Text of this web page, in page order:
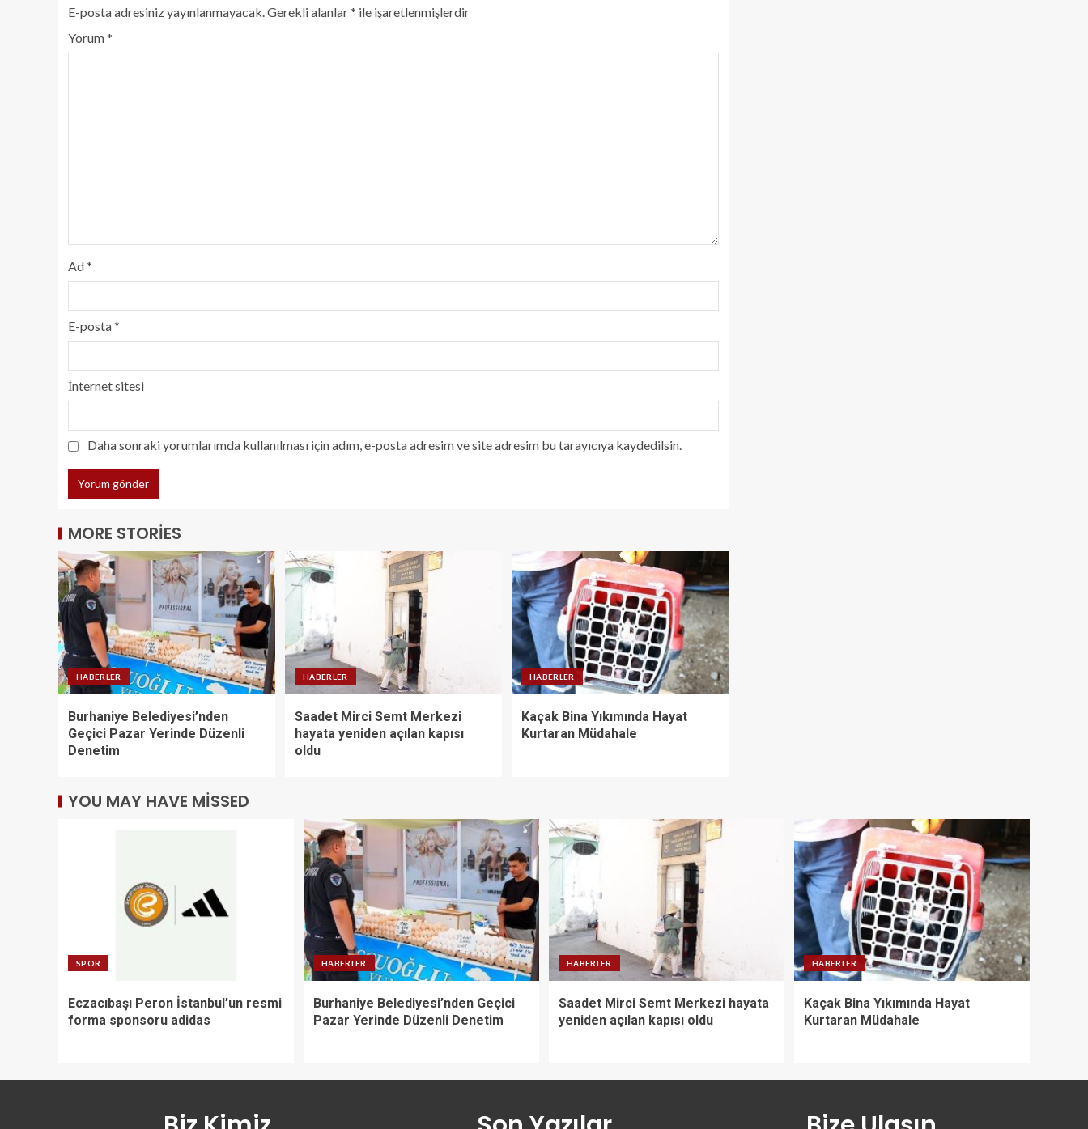
E-posta adresiniz yayınlanmayacak.Gerekli alanlar* ile işaretlenmişlerdir
Yorum*
Ad*
E-posta*
İnternet sitesi
Daha sonraki yorumlarımda kullanılması için adım, e-posta adresim ve site adresim bu tarayıcıya kaydedilsin.
MORE STORIES
HABERLER
Burhaniye Belediyesi’nden
Geçici Pazar Yerinde Düzenli
Denetim
HABERLER
Saadet Mirci Semt Merkezi
hayata yeniden açılan kapısı
oldu
HABERLER
Kaçak Bina Yıkımında Hayat
Kurtaran Müdahale
YOU MAY HAVE MISSED
SPOR
Eczacıbaşı Peron İstanbul’un resmi
forma sponsoru adidas
HABERLER
Burhaniye Belediyesi’nden Geçici
Pazar Yerinde Düzenli Denetim
HABERLER
Saadet Mirci Semt Merkezi hayata
yeniden açılan kapısı oldu
HABERLER
Kaçak Bina Yıkımında Hayat
Kurtaran Müdahale